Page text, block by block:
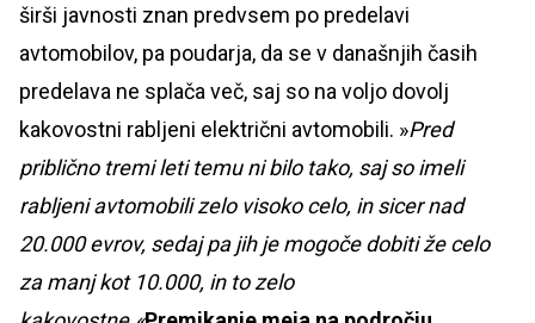
širši javnosti znan predvsem po predelavi
avtomobilov, pa poudarja, da se v današnjih časih
predelava ne splača več, saj so na voljo dovolj
kakovostni rabljeni električni avtomobili. »Pred
priblično tremi leti temu ni bilo tako, saj so imeli
rabljeni avtomobili zelo visoko celo, in sicer nad
20.000 evrov, sedaj pa jih je mogoče dobiti že celo
za manj kot 10.000, in to zelo